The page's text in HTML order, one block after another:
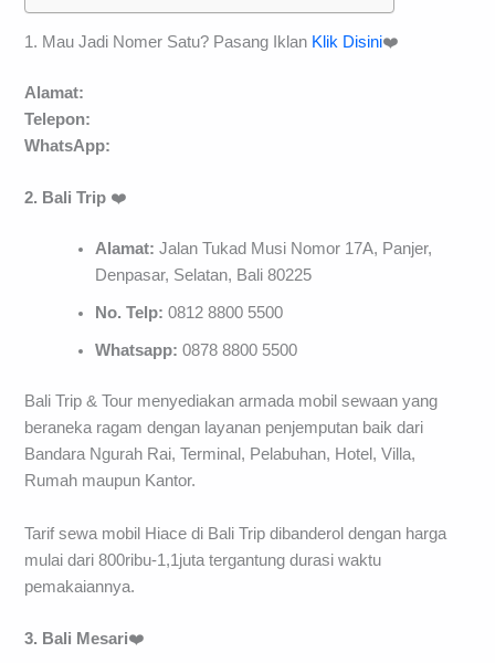
1. Mau Jadi Nomer Satu? Pasang Iklan Klik Disini❤️
Alamat:
Telepon:
WhatsApp:
2. Bali Trip ❤️
Alamat: Jalan Tukad Musi Nomor 17A, Panjer,
Denpasar, Selatan, Bali 80225
No. Telp: 0812 8800 5500
Whatsapp: 0878 8800 5500
Bali Trip & Tour menyediakan armada mobil sewaan yang
beraneka ragam dengan layanan penjemputan baik dari
Bandara Ngurah Rai, Terminal, Pelabuhan, Hotel, Villa,
Rumah maupun Kantor.
Tarif sewa mobil Hiace di Bali Trip dibanderol dengan harga
mulai dari 800ribu-1,1juta tergantung durasi waktu
pemakaiannya.
3. Bali Mesari❤️